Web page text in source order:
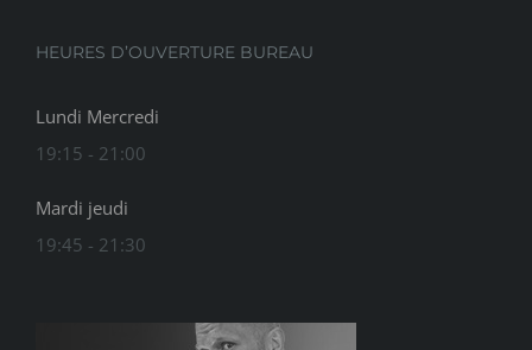
HEURES D’OUVERTURE BUREAU
Lundi Mercredi
19:15 - 21:00
Mardi jeudi
19:45 - 21:30